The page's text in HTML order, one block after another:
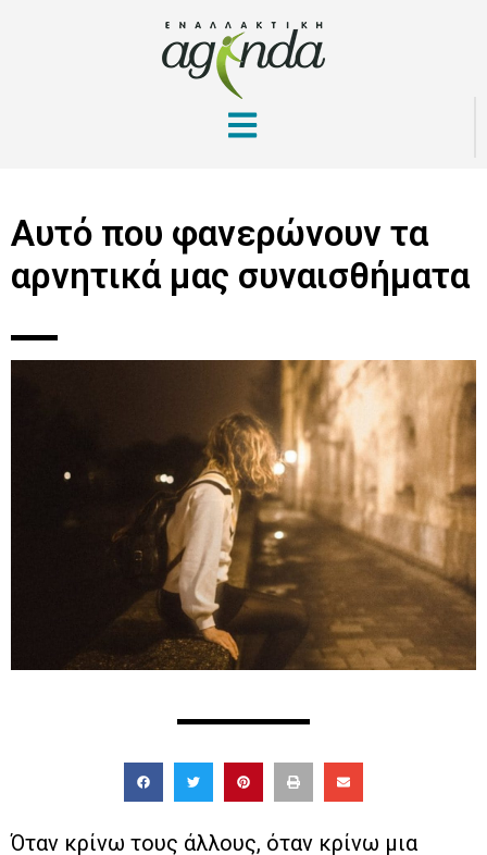
Αυτό που φανερώνουν τα
αρνητικά μας συναισθήματα
Όταν κρίνω τους άλλους, όταν κρίνω μια